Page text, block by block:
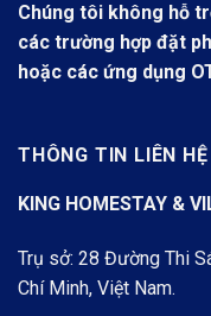
Chúng tôi không hỗ
các trường hợp đặt
hoặc các ứng dụng
THÔNG TIN LIÊN HỆ
KING HOMESTAY &
Trụ sở: 28 Đường Thi
Chí Minh, Việt Nam.